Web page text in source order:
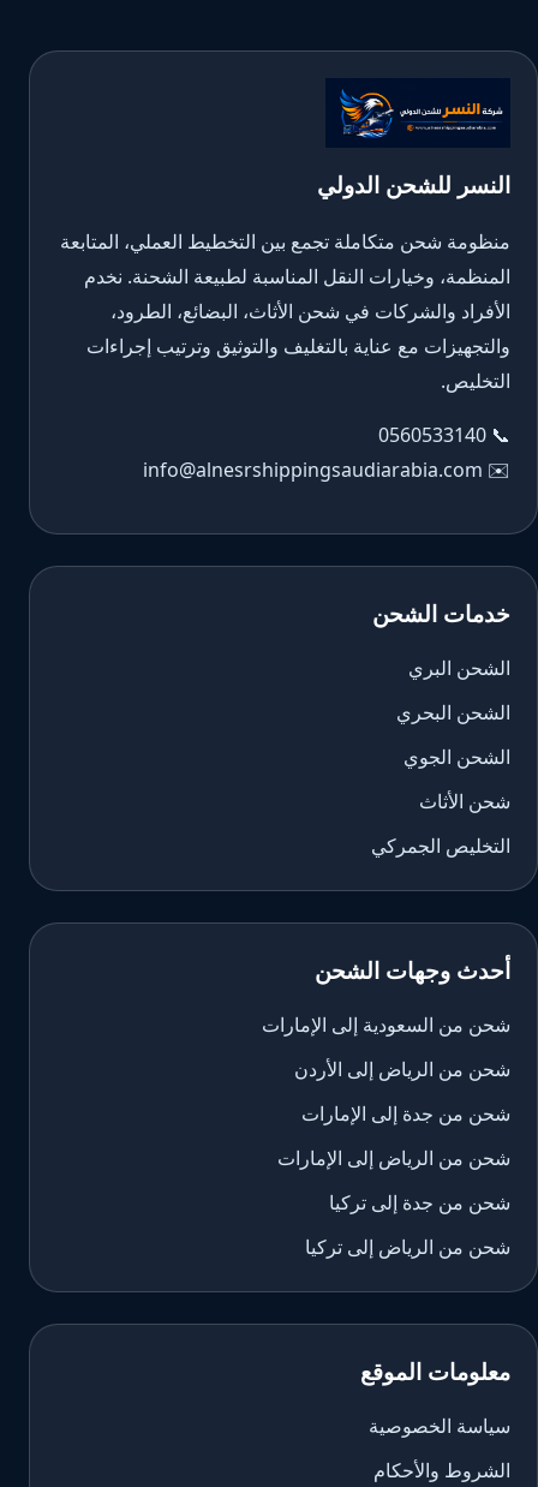
النسر للشحن الدولي
منظومة شحن متكاملة تجمع بين التخطيط العملي، المتابعة
المنظمة، وخيارات النقل المناسبة لطبيعة الشحنة. نخدم
الأفراد والشركات في شحن الأثاث، البضائع، الطرود،
والتجهيزات مع عناية بالتغليف والتوثيق وترتيب إجراءات
التخليص.
📞
0560533140
✉️
info@alnesrshippingsaudiarabia.com
خدمات الشحن
الشحن البري
الشحن البحري
الشحن الجوي
شحن الأثاث
التخليص الجمركي
أحدث وجهات الشحن
شحن من السعودية إلى الإمارات
شحن من الرياض إلى الأردن
شحن من جدة إلى الإمارات
شحن من الرياض إلى الإمارات
شحن من جدة إلى تركيا
شحن من الرياض إلى تركيا
معلومات الموقع
سياسة الخصوصية
الشروط والأحكام